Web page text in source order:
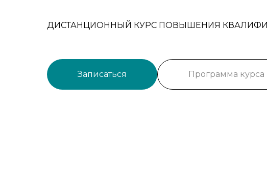
ДИСТАНЦИОННЫЙ КУРС ПОВЫШЕНИЯ
Записаться Программа курса